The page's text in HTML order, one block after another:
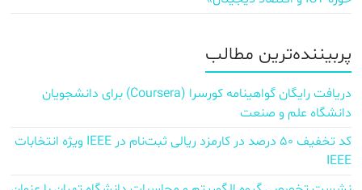
پربیننده‌ترین مطالب
دریافت رایگان گواهینامه کورسرا (Coursera) برای دانشجویان
دانشگاه علم و صنعت
کد تخفیف ۵۰ درصد در کارمزد ریالی ثبت‌نام در IEEE ویژه انتخابات
IEEE